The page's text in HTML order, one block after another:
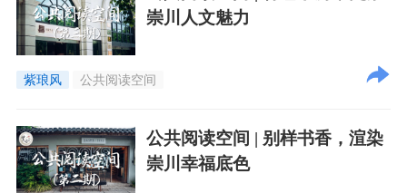
崇川人文魅力
紫琅风 公共阅读空间
公共阅读空间 | 别样书香，渲染
崇川幸福底色